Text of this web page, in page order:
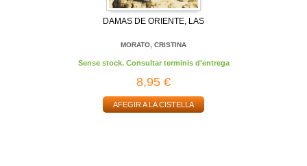
DAMAS DE ORIENTE, LAS
MORATO, CRISTINA
Sense stock. Consultar terminis d'entrega
8,95 €
AFEGIR A LA CISTELLA